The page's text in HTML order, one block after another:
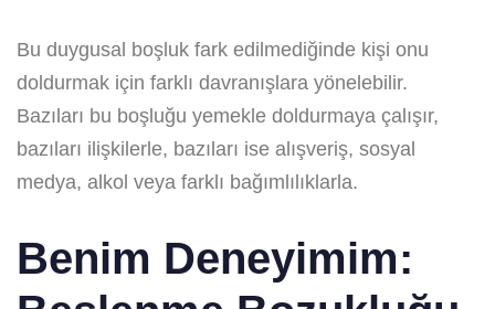
Bu duygusal boşluk fark edilmediğinde kişi onu
doldurmak için farklı davranışlara yönelebilir.
Bazıları bu boşluğu yemekle doldurmaya çalışır,
bazıları ilişkilerle, bazıları ise alışveriş, sosyal
medya, alkol veya farklı bağımlılıklarla.
Benim Deneyimim: